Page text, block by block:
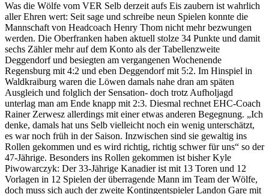
Was die Wölfe vom VER Selb derzeit aufs Eis zaubern ist wahrlich
aller Ehren wert: Seit sage und schreibe neun Spielen konnte die
Mannschaft von Headcoach Henry Thom nicht mehr bezwungen
werden. Die Oberfranken haben aktuell stolze 34 Punkte und damit
sechs Zähler mehr auf dem Konto als der Tabellenzweite
Deggendorf und besiegten am vergangenen Wochenende
Regensburg mit 4:2 und eben Deggendorf mit 5:2. Im Hinspiel in
Waldkraiburg waren die Löwen damals nahe dran am späten
Ausgleich und folglich der Sensation- doch trotz Aufholjagd
unterlag man am Ende knapp mit 2:3. Diesmal rechnet EHC-Coach
Rainer Zerwesz allerdings mit einer etwas anderen Begegnung. „Ich
denke, damals hat uns Selb vielleicht noch ein wenig unterschätzt,
es war noch früh in der Saison. Inzwischen sind sie gewaltig ins
Rollen gekommen und es wird richtig, richtig schwer für uns“ so der
47-Jährige. Besonders ins Rollen gekommen ist bisher Kyle
Piwowarczyk: Der 33-Jährige Kanadier ist mit 13 Toren und 12
Vorlagen in 12 Spielen der überragende Mann im Team der Wölfe,
doch muss sich auch der zweite Kontingentspieler Landon Gare mit